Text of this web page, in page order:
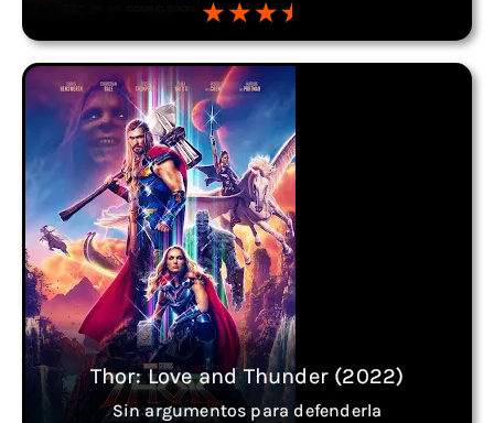
Thor: Love and Thunder (2022)
Sin argumentos para defenderla